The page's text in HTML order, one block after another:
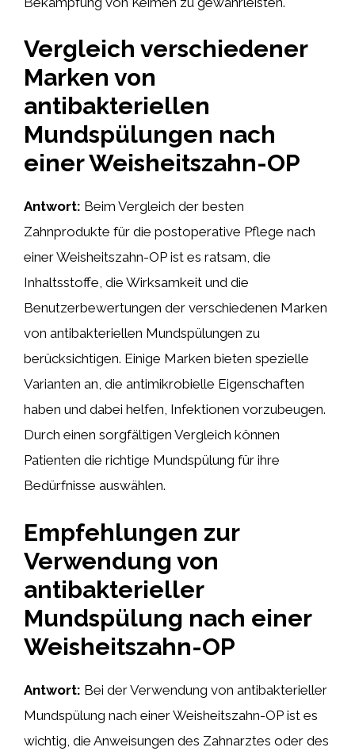
Vergleich verschiedener
Marken von
antibakteriellen
Mundspülungen nach
einer Weisheitszahn-OP
Antwort: Beim Vergleich der besten
Zahnprodukte für die postoperative Pflege nach
einer Weisheitszahn-OP ist es ratsam, die
Inhaltsstoffe, die Wirksamkeit und die
Benutzerbewertungen der verschiedenen Marken
von antibakteriellen Mundspülungen zu
berücksichtigen. Einige Marken bieten spezielle
Varianten an, die antimikrobielle Eigenschaften
haben und dabei helfen, Infektionen vorzubeugen.
Durch einen sorgfältigen Vergleich können
Patienten die richtige Mundspülung für ihre
Bedürfnisse auswählen.
Empfehlungen zur
Verwendung von
antibakterieller
Mundspülung nach einer
Weisheitszahn-OP
Antwort: Bei der Verwendung von antibakterieller
Mundspülung nach einer Weisheitszahn-OP ist es
wichtig, die Anweisungen des Zahnarztes oder des